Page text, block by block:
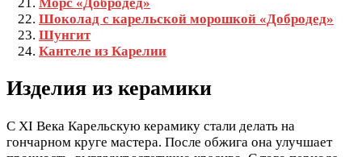
Морс «Добродед»
Шоколад с карельской морошкой «Добродед»
Шунгит
Кантеле из Карелии
Изделия из керамики
С XI Века Карельскую керамику стали делать на
гончарном круге мастера. После обжига она улучшает